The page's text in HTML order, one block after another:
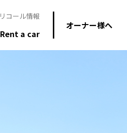
Rent a car
オーナー様へ
リコール情報